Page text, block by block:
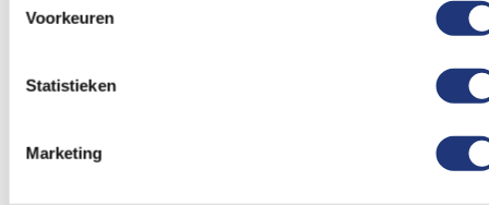
Voorkeuren
Statistieken
Marketing
Voor 16:00 besteld, dezelfde
dag verzonden
Voeg
aan